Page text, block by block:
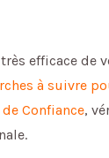
efficace de
à suivre
Confiance,